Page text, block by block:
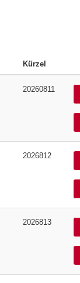
Kürzel
20260811
2026812
2026813